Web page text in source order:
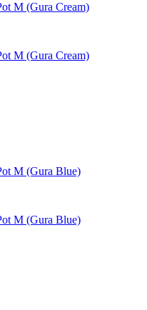
M (Gura Cream)
M (Gura Cream)
M (Gura Blue)
M (Gura Blue)